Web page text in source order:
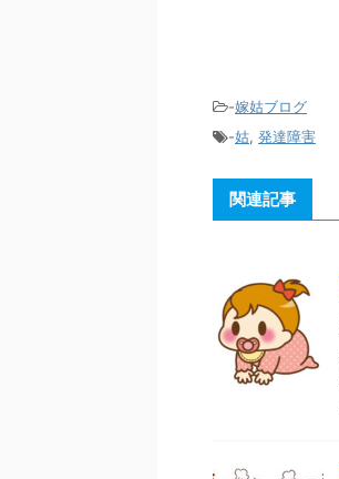
-嫁姑ブログ
-姑, 発達障害
関連記事